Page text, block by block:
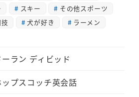
スキー
その他スポーツ
犬が好き
ラーメン
ーラン ディビッド
ップスコッチ英会話